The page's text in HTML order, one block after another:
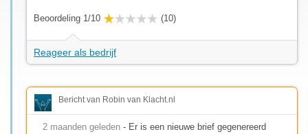
Beoordeling 1/10 (10)
Reageer als bedrijf
Bericht van Robin van Klacht.nl
2 maanden geleden - Er is een nieuwe brief gegenereerd